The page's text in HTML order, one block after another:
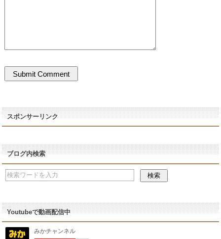
スポンサーリンク
ブログ内検索
Youtubeで動画配信中